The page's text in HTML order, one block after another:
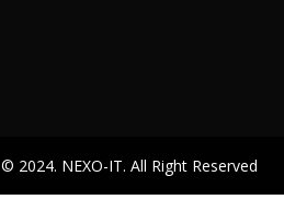
© 2024. NEXO-IT. All Right Reserved